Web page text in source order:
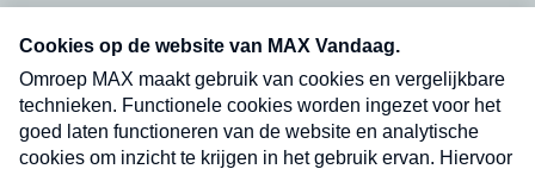
nieuwsbrief. Elke vrijdag- en dinsdagochtend in
uw mailbox.
Verzend